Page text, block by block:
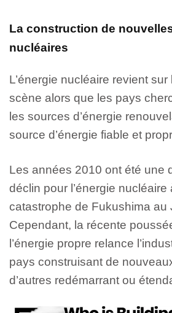
La construction de
nucléaires
L’énergie nucléaire revient
scène alors que les pays
les sources d’énergie
source d’énergie fiable et
Les années 2010 ont été une
déclin pour l’énergie nucléaire
catastrophe de Fukushima au
Cependant, la récente
l’énergie propre relance
pays construisant de
d’autres redémarrant ou